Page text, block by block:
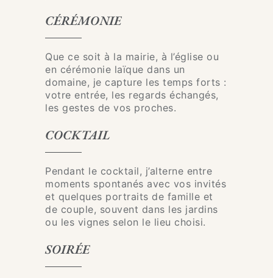
CÉRÉMONIE
Que ce soit à la mairie, à l’église ou
en cérémonie laïque dans un
domaine, je capture les temps forts :
votre entrée, les regards échangés,
les gestes de vos proches.
COCKTAIL
Pendant le cocktail, j’alterne entre
moments spontanés avec vos invités
et quelques portraits de famille et
de couple, souvent dans les jardins
ou les vignes selon le lieu choisi.
SOIRÉE